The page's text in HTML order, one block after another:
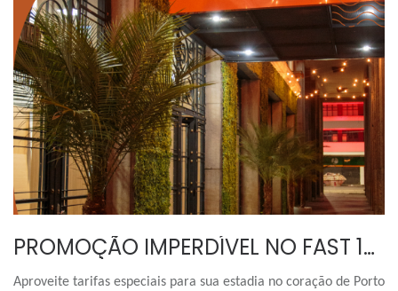
PROMOÇÃO IMPERDÍVEL NO FAST 10 CITY HOTEL!
Aproveite tarifas especiais para sua estadia no coração de Porto